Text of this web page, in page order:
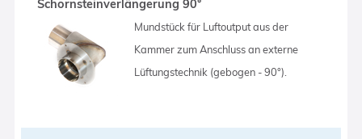
Schornsteinverlängerung 90°
Mundstück für Luftoutput aus der
Kammer zum Anschluss an externe
Lüftungstechnik (gebogen - 90°).